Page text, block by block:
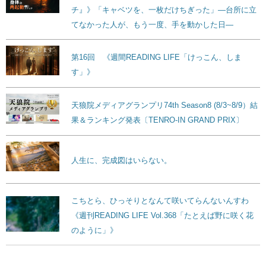
チ』》「キャベツを、一枚だけちぎった」―台所に立
てなかった人が、もう一度、手を動かした日―
第16回 《週間READING LIFE「けっこん、しま
す」》
天狼院メディアグランプリ74th Season8 (8/3~8/9）結
果＆ランキング発表〔TENRO-IN GRAND PRIX〕
人生に、完成図はいらない。
こちとら、ひっそりとなんて咲いてらんないんすわ
《週刊READING LIFE Vol.368「たとえば野に咲く花
のように」》